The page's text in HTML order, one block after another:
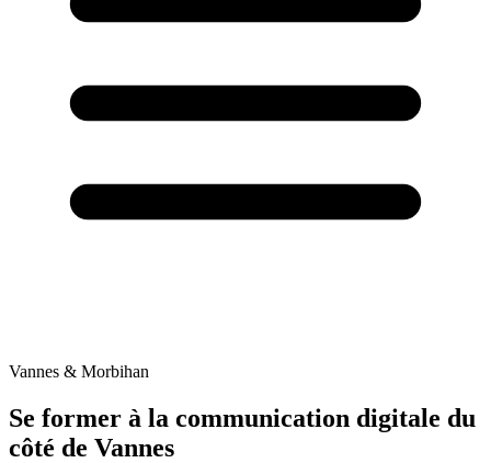
Vannes & Morbihan
Se former à la communication digitale du
côté de Vannes